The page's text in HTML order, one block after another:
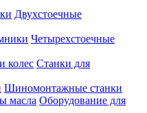
Двухстоечные
Четырехстоечные
Станки для
Шиномонтажные станки
Оборудование для